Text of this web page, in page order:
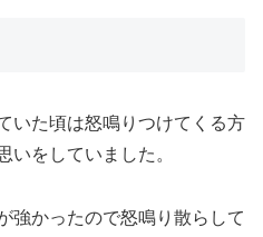
いた頃は怒鳴りつけてくる方
いをしていました。
強かったので怒鳴り散らして